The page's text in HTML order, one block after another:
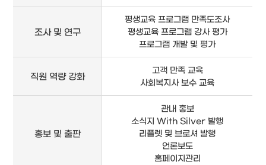
조사 및 연구
평생교육 프로그램 만족도조사
평생교육 프로그램 강사 평가
프로그램 개발 및 평가
직원 역량 강화
고객 만족 교육
사회복지사 보수 교육
홍보 및 출판
관내 홍보
소식지 With Silver 발행
리플렛 및 브로셔 발행
언론보도
홈페이지관리